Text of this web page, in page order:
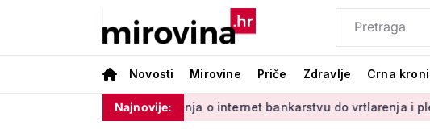
Novosti Mirovine Priče Zdravlje Crna
Najnovije:
Od učenja o internet bankarstvu do vrtlarenja i plesa: 'Da